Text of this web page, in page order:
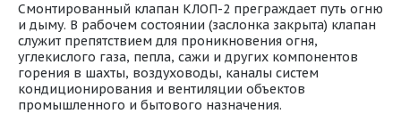
Смонтированный клапан КЛОП-2 преграждает путь огню
и дыму. В рабочем состоянии (заслонка закрыта) клапан
служит препятствием для проникновения огня,
углекислого газа, пепла, сажи и других компонентов
горения в шахты, воздуховоды, каналы систем
кондиционирования и вентиляции объектов
промышленного и бытового назначения.